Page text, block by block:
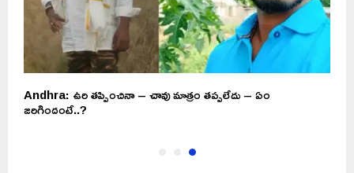
Andhra: ఉరి తప్పించినా – చావు మాత్రం తప్పలేదు – ఏం
జరిగిందంటే..?